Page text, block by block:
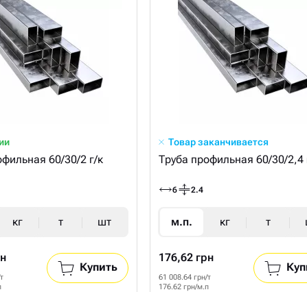
60/30/2 г/к
кг т шт
Купить
Товар заканчивается
Труба профильная 60/30/2,4
6 2.4
м.п. кг т
176,62 грн
61 008.64 грн/т
176.62 грн/м.п